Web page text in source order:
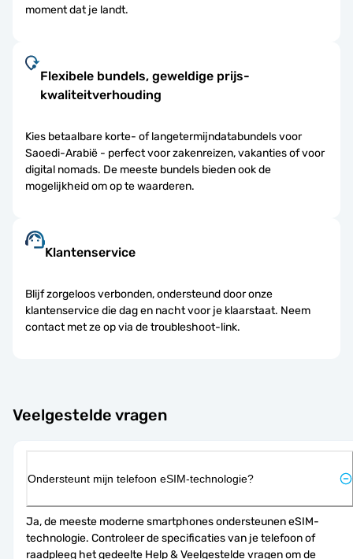
moment dat je landt.
Flexibele bundels, geweldige prijs-
kwaliteitverhouding
Kies betaalbare korte- of langetermijndatabundels voor
Saoedi-Arabië - perfect voor zakenreizen, vakanties of voor
digital nomads. De meeste bundels bieden ook de
mogelijkheid om op te waarderen.
Klantenservice
Blijf zorgeloos verbonden, ondersteund door onze
klantenservice die dag en nacht voor je klaarstaat. Neem
contact met ze op via de troubleshoot-link.
Veelgestelde vragen
Ondersteunt mijn telefoon eSIM-technologie?
Ja, de meeste moderne smartphones ondersteunen eSIM-
technologie. Controleer de specificaties van je telefoon of
raadpleeg het gedeelte Help & Veelgestelde vragen om de